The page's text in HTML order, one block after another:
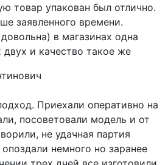
товар упакован был отлично.
заявленного времени.
в магазинах одна
и качество такое же
Приехали оперативно на
посоветовали модель и от
не удачная партия
немного но заранее